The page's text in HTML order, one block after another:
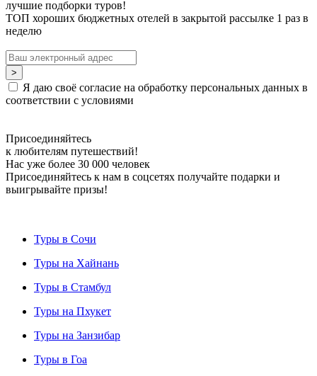
лучшие подборки туров!
ТОП хороших бюджетных отелей в закрытой рассылке 1 раз в
неделю
Я даю своё согласие на обработку персональных данных в
соответствии с условиями
Присоединяйтесь
к любителям путешествий!
Нас уже более 30 000 человек
Присоединяйтесь к нам в соцсетях получайте подарки и
выигрывайте призы!
Туры в Сочи
Туры на Хайнань
Туры в Стамбул
Туры на Пхукет
Туры на Занзибар
Туры в Гоа